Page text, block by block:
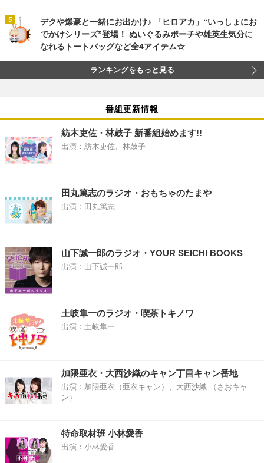
デクや爆豪と一緒にお出かけ♪ 「ヒロアカ」“いっしょにお
でかけシリーズ”登場！ ぬいぐるみポーチや雄英生気分に
なれるトートバッグなど全4アイテム☆
ランキングをもっと見る
番組更新情報
紡木吏佐・林鼓子 新番組始めます!!
出演：紡木吏佐、林鼓子
田丸篤志のラジオ・おもちゃのたまや
出演：田丸篤志
山下誠一郎のラジオ・YOUR SEICHI BOOKS
出演：山下誠一郎
土岐隼一のラジオ・喫茶トキノワ
出演：土岐隼一
加隈亜衣・大西沙織のキャン丁目キャン番地
出演：加隈亜衣（亜衣キャン）、大西沙織 （さおキャ
ン）
特命取材班 小林愛香
出演：小林愛香